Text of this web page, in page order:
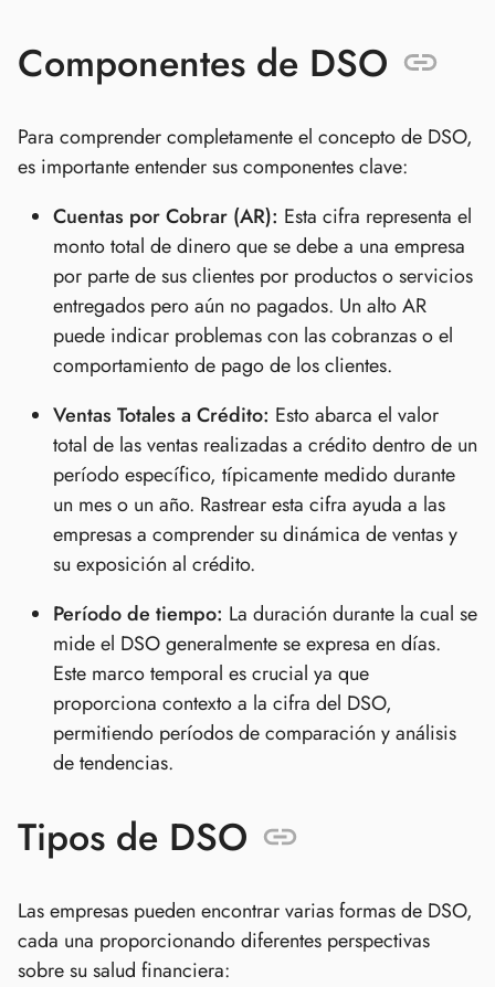
Componentes de DSO
Para comprender completamente el concepto de DSO,
es importante entender sus componentes clave:
Cuentas por Cobrar (AR): Esta cifra representa el
monto total de dinero que se debe a una empresa
por parte de sus clientes por productos o servicios
entregados pero aún no pagados. Un alto AR
puede indicar problemas con las cobranzas o el
comportamiento de pago de los clientes.
Ventas Totales a Crédito: Esto abarca el valor
total de las ventas realizadas a crédito dentro de un
período específico, típicamente medido durante
un mes o un año. Rastrear esta cifra ayuda a las
empresas a comprender su dinámica de ventas y
su exposición al crédito.
Período de tiempo: La duración durante la cual se
mide el DSO generalmente se expresa en días.
Este marco temporal es crucial ya que
proporciona contexto a la cifra del DSO,
permitiendo períodos de comparación y análisis
de tendencias.
Tipos de DSO
Las empresas pueden encontrar varias formas de DSO,
cada una proporcionando diferentes perspectivas
sobre su salud financiera: